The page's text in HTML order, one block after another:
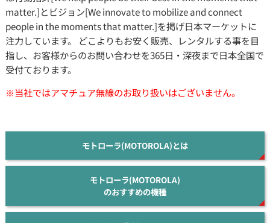
matter.]とビジョン[We innovate to mobilize and connect
people in the moments that matter.]を掲げ日本マーケットに
注力しています。 どこよりもお安く販売、レンタルする事を目
指し、お客様からのお問い合わせを365日・深夜まで日本全国で
受付ております。
※当社ではアマチュア無線のお取り扱いはございません。
モトローラ(MOTOROLA)とは
モトローラ(MOTOROLA)
のおすすめの機種